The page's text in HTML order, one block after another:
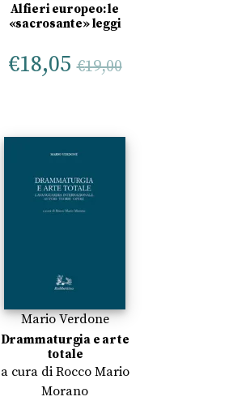
Alfieri europeo: le
«sacrosante» leggi
€18,05 €19,00
Mario Verdone
Drammaturgia e arte
totale
a cura di Rocco Mario
Morano